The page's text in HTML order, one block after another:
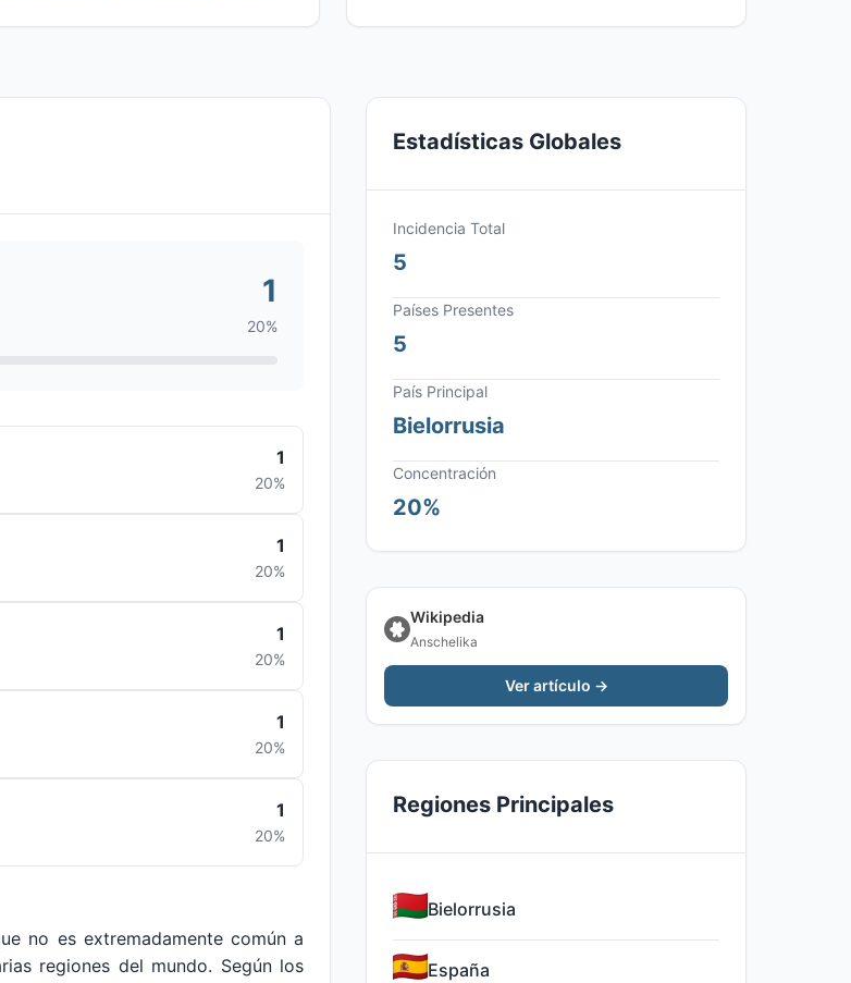
1
20%
1
20%
1
20%
1
20%
1
20%
1
20%
no es extremadamente común a
regiones del mundo. Según los
Estadísticas Globales
Incidencia Total
5
Países Presentes
5
País Principal
Bielorrusia
Concentración
20%
Wikipedia
Anschelika
Ver artículo →
Regiones Principales
Bielorrusia
España